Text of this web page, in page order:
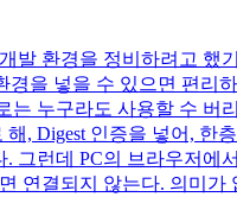
발 환경을 정비하려고 했
경을 넣을 수 있으면 편리
는 누구라도 사용할 수 버
, Digest 인증을 넣어, 한
. 그런데 PC의 브라우저에
연결되지 않는다. 의미가